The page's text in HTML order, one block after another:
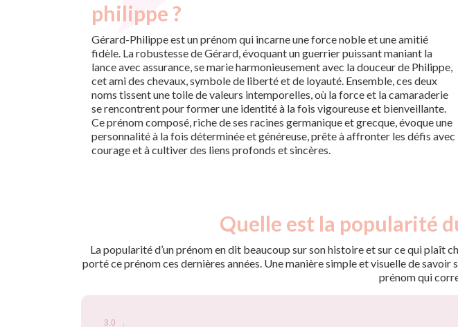
philippe ?
Gérard-Philippe est un prénom qui incarne une force noble et une amitié
fidèle. La robustesse de Gérard, évoquant un guerrier puissant maniant la
lance avec assurance, se marie harmonieusement avec la douceur de Philippe,
cet ami des chevaux, symbole de liberté et de loyauté. Ensemble, ces deux
noms tissent une toile de valeurs intemporelles, où la force et la camaraderie
se rencontrent pour former une identité à la fois vigoureuse et bienveillante.
Ce prénom composé, riche de ses racines germanique et grecque, évoque une
personnalité à la fois déterminée et généreuse, prête à affronter les défis avec
courage et à cultiver des liens profonds et sincères.
Quelle est la popularité
La popularité d’un prénom en dit beaucoup sur son histoire et sur ce qui plaît
porté ce prénom ces dernières années. Une manière simple et visuelle de
prénom qui
Popularité du
1960
3